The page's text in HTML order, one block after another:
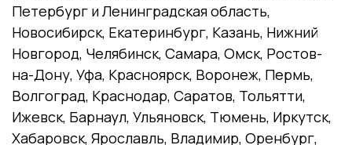
Петербург и Ленинградская область,
Новосибирск, Екатеринбург, Казань, Нижний
Новгород, Челябинск, Самара, Омск, Ростов-
на-Дону, Уфа, Красноярск, Воронеж, Пермь,
Волгоград, Краснодар, Саратов, Тольятти,
Ижевск, Барнаул, Ульяновск, Тюмень, Иркутск,
Хабаровск, Ярославль, Владимир, Оренбург,